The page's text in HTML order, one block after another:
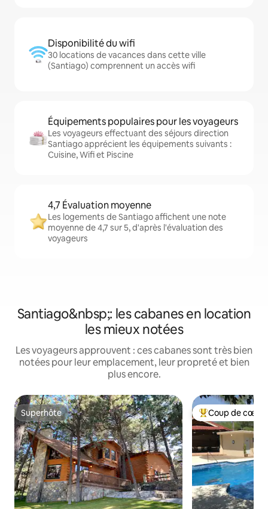
Disponibilité du wifi
30 locations de vacances dans cette ville
(Santiago) comprennent un accès wifi
Équipements populaires pour les voyageurs
Les voyageurs effectuant des séjours direction
Santiago apprécient les équipements suivants :
Cuisine, Wifi et Piscine
4,7 Évaluation moyenne
Les logements de Santiago affichent une note
moyenne de 4,7 sur 5, d'après l'évaluation des
voyageurs
Santiago&nbsp;: les cabanes en location
les mieux notées
Les voyageurs approuvent : ces cabanes sont très bien
notées pour leur emplacement, leur propreté et bien
plus encore.
Superhôte
Superhôte Coups de cœur
Coup de cœur